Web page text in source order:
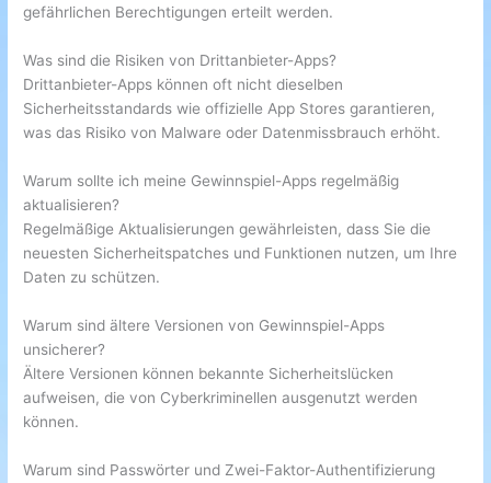
gefährlichen Berechtigungen erteilt werden.
Was sind die Risiken von Drittanbieter-Apps?
Drittanbieter-Apps können oft nicht dieselben
Sicherheitsstandards wie offizielle App Stores garantieren,
was das Risiko von Malware oder Datenmissbrauch erhöht.
Warum sollte ich meine Gewinnspiel-Apps regelmäßig
aktualisieren?
Regelmäßige Aktualisierungen gewährleisten, dass Sie die
neuesten Sicherheitspatches und Funktionen nutzen, um Ihre
Daten zu schützen.
Warum sind ältere Versionen von Gewinnspiel-Apps
unsicherer?
Ältere Versionen können bekannte Sicherheitslücken
aufweisen, die von Cyberkriminellen ausgenutzt werden
können.
Warum sind Passwörter und Zwei-Faktor-Authentifizierung